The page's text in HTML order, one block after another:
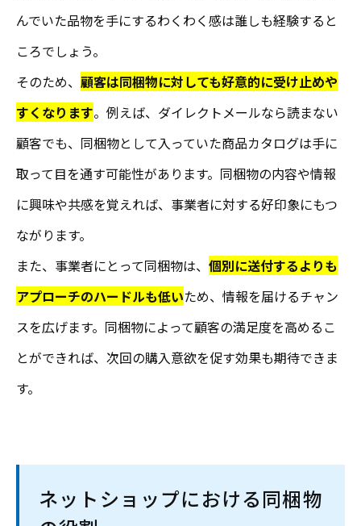
んでいた品物を手にするわくわく感は誰しも経験すると
ころでしょう。
そのため、 顧客は同梱物に対しても好意的に受け止めや
すくなります。例えば、ダイレクトメールなら読まない
顧客でも、同梱物として入っていた商品カタログは手に
取って目を通す可能性があります。同梱物の内容や情報
に興味や共感を覚えれば、事業者に対する好印象にもつ
ながります。
また、事業者にとって同梱物は、 個別に送付するよりも
アプローチのハードルも低いため、情報を届けるチャン
スを広げます。同梱物によって顧客の満足度を高めるこ
とができれば、次回の購入意欲を促す効果も期待できま
す。
ネットショップにおける同梱物